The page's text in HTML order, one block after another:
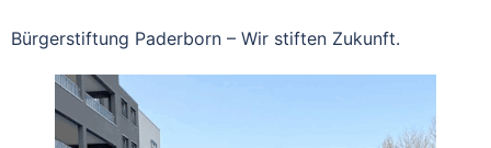
Bürgerstiftung Paderborn – Wir stiften Zukunft.